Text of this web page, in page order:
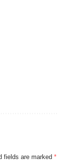
fields are marked *